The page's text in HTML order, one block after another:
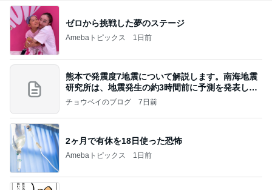
ゼロから挑戦した夢のステージ
Amebaトピックス 1日前
熊本で発震度7地震について解説します。南海地震
研究所は、地震発生の約3時間前に予測を発表しま
した
チョウベイのブログ 7日前
2ヶ月で有休を18日使った恐怖
Amebaトピックス 1日前